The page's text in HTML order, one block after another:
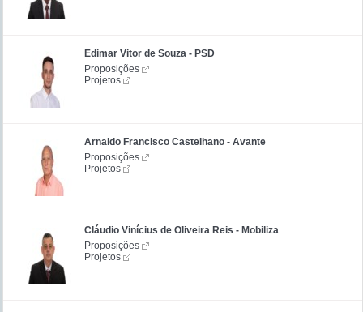
Edimar Vitor de Souza - PSD
Proposições
Projetos
Arnaldo Francisco Castelhano - Avante
Proposições
Projetos
Cláudio Vinícius de Oliveira Reis - Mobiliza
Proposições
Projetos